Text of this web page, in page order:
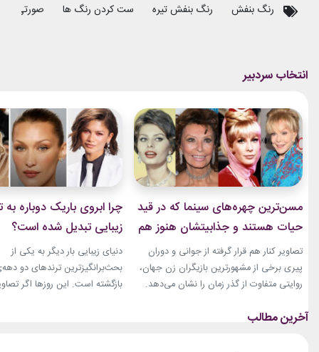
رنگ بنفش رنگ بنفش تیره ست کردن رنگ ها صورتی
مسن‌ترین چهره‌های سینما که در قید
حیات هستند و جذابیتشان هنوز هم
باقیست!
تصاویر کنار هم قرار گرفته از جوانی و دوران
پیری برخی از مشهورترین بازیگران زن جهان،
روایتی متفاوت از گذر زمان را نشان می‌دهد.
هنوز با حضور، شخصیت و میراث هنری خود
چرا ابروی باریک دوباره به
زیبایی تبدیل شده است؟
دنیای زیبایی بار دیگر به یکی از
بحث‌برانگیزترین ترندهای دو
بازگشته است. این روزها اگر